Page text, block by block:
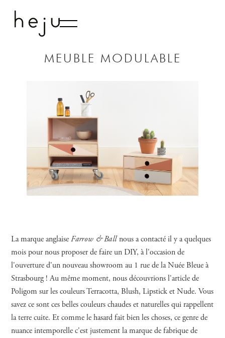
MEUBLE MODULABLE
La marque anglaiseFarrow & Ballnous a contacté il y a quelques
mois pour nous proposer de faire un DIY, à l'occasion de
l'ouverture d'un nouveau showroom au 1 rue de la Nuée Bleue à
Strasbourg ! Au même moment, nous découvrions l'article de
Poligom sur les couleurs Terracotta, Blush, Lipstick et Nude. Vous
savez ce sont ces belles couleurs chaudes et naturelles qui rappellent
la terre cuite. Et comme le hasard fait bien les choses, ce genre de
nuance intemporelle c'est justement la marque de fabrique de